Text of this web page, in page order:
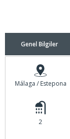
Genel Bilgiler
Málaga / Estepona
2